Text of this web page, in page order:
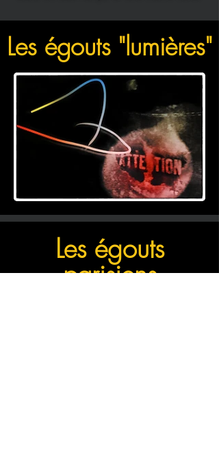
Les égouts "lumières"
Les égouts
parisiens